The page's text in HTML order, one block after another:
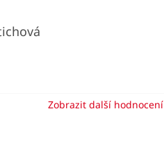
je 5 z 5 hvězdiček.
Zobrazit další hodnocení